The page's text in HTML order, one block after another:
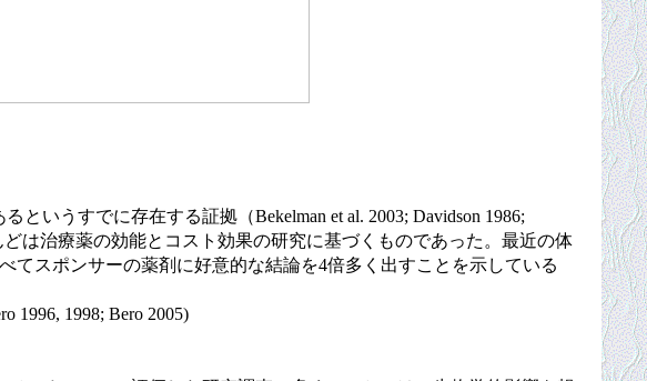
いうすでに存在する証拠（Bekelman et al. 2003; Davidson 1986;
は治療薬の効能とコスト効果の研究に基づくものであった。最近の体
スポンサーの薬剤に好意的な結論を4倍多く出すことを示している
1998; Bero 2005)